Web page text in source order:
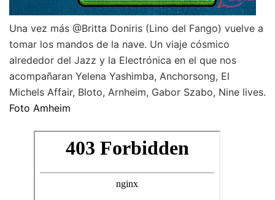
Una vez más @Britta Doniris (Lino del Fango) vuelve a
tomar los mandos de la nave. Un viaje cósmico
alrededor del Jazz y la Electrónica en el que nos
acompañaran Yelena Yashimba, Anchorsong, El
Michels Affair, Bloto, Arnheim, Gabor Szabo, Nine lives.
Foto Amheim